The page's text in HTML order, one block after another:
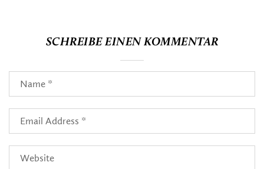
SCHREIBE EINEN KOMMENTAR